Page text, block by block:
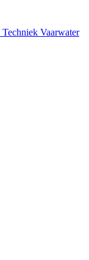
Techniek Vaarwater